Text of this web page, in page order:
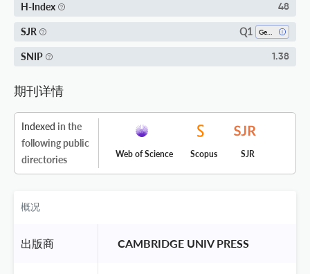
H-Index 48
SJR Q1
SNIP 1.38
期刊详情
Indexed in the
following public
directories
Web of Science Scopus SJR
概况
出版商 CAMBRIDGE UNIV PRESS